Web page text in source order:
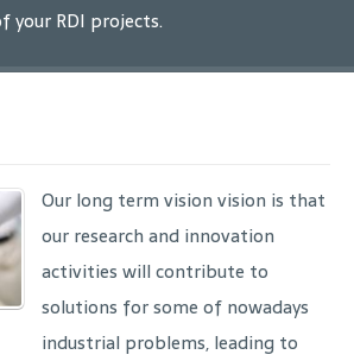
your RDI projects.
Our long term vision vision is that
our research and innovation
activities will contribute to
solutions for some of nowadays
industrial problems, leading to